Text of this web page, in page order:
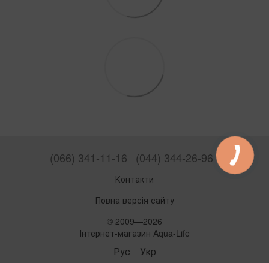
(066) 341-11-16 (044) 344-26-96
Контакти
Повна версія сайту
© 2009—2026
Інтернет-магазин Aqua-Life
Рус Укр